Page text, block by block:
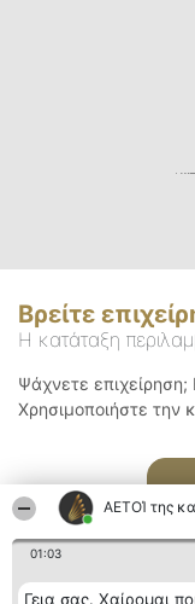
ΑΕΤΟΊ της
01:03
Γεια σας. Χαίρομαι
Βρείτε
Η κατάταξη
Ψάχνετε
Χρησιμοποιήστε την